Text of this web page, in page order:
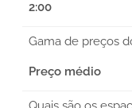
2:00
Gama de preços
Preço médio